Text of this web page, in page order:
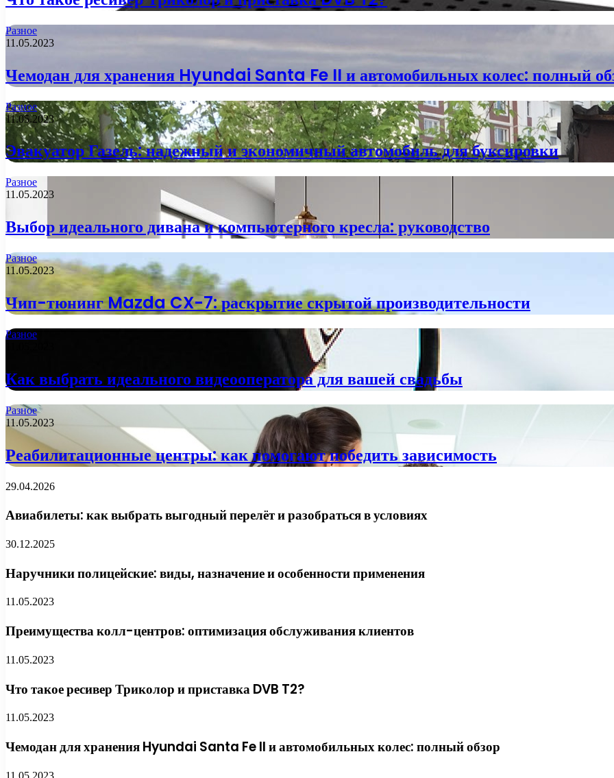
Разное
11.05.2023
Чемодан для хранения Hyundai Santa Fe II и автомобильных колес: полный
Разное
11.05.2023
Эвакуатор Газель: надежный и экономичный автомобиль для буксировки
Разное
11.05.2023
Выбор идеального дивана и компьютерного кресла: руководство
Разное
11.05.2023
Чип-тюнинг Mazda CX-7: раскрытие скрытой производительности
Разное
Как выбрать идеального видеооператора для вашей свадьбы
Разное
11.05.2023
Реабилитационные центры: как помогают победить зависимость
29.04.2026
Авиабилеты: как выбрать выгодный перелёт и разобраться в условиях
30.12.2025
Наручники полицейские: виды, назначение и особенности применения
11.05.2023
Преимущества колл-центров: оптимизация обслуживания клиентов
11.05.2023
Что такое ресивер Триколор и приставка DVB T2?
11.05.2023
Чемодан для хранения Hyundai Santa Fe II и автомобильных колес: полный обзор
11.05.2023